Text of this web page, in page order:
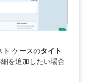
ト ケースのタイト
を追加したい場合